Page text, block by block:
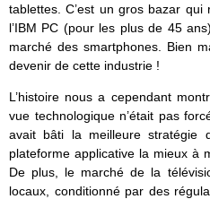
tablettes. C’est un gros bazar
l’IBM PC (pour les plus de 45
marché des smartphones. Bien
devenir de cette industrie !
L’histoire nous a cependant
vue technologique n’était pas
avait bâti la meilleure stratégie
plateforme applicative la mieux à
De plus, le marché de la
locaux, conditionné par des